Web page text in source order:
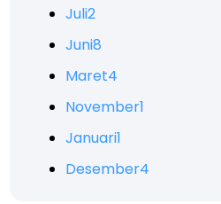
Juli2
Juni8
Maret4
November1
Januari1
Desember4